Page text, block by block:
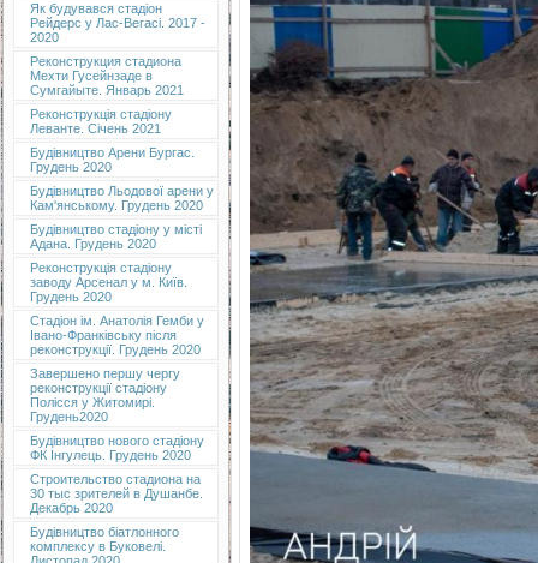
Як будувався стадіон
Рейдерс у Лас-Вегасі. 2017 -
2020
Реконструкция стадиона
Мехти Гусейнзаде в
Сумгайыте. Январь 2021
Реконструкція стадіону
Леванте. Січень 2021
Будівництво Арени Бургас.
Грудень 2020
Будівництво Льодової арени у
Кам'янському. Грудень 2020
Будівництво стадіону у місті
Адана. Грудень 2020
Реконструкція стадіону
заводу Арсенал у м. Київ.
Грудень 2020
Cтадіон ім. Анатолія Гемби у
Івано-Франківську після
реконструкції. Грудень 2020
Завершено першу чергу
реконструкції стадіону
Полісся у Житомирі.
Грудень2020
Будівництво нового стадіону
ФК Інгулець. Грудень 2020
Строительство стадиона на
30 тыс зрителей в Душанбе.
Декабрь 2020
Будівництво біатлонного
комплексу в Буковелі.